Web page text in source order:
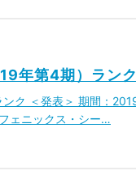
年第4期）ラン
ク ＜発表＞ 期間：
ェニックス・シー…